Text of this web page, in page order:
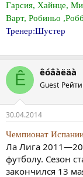
Гарсия, Хайнце,
Варт, Робиньо
Тренер:Шустер
Ê êóâàëäà
Guest
30.04.2014
Чемпионат
Ла Лига
футболу. Сезон
закончился 13